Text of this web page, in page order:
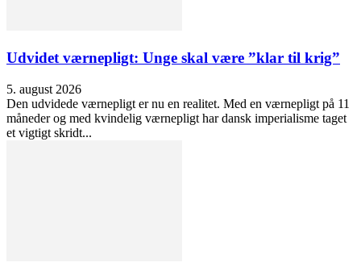
Udvidet værnepligt: Unge skal være ”klar til krig”
5. august 2026
Den udvidede værnepligt er nu en realitet. Med en værnepligt på 11
måneder og med kvindelig værnepligt har dansk imperialisme taget
et vigtigt skridt...